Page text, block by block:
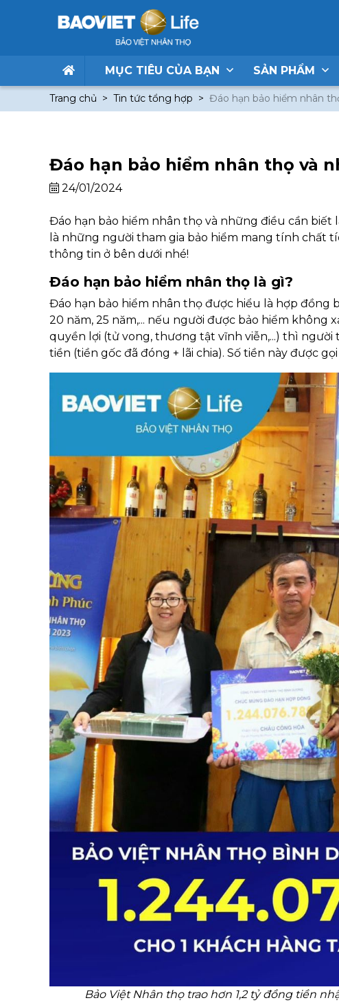
MỤC TIÊU CỦA BẠN SẢN PHẨM
Trang chủ Tin tức tổng hợp Đáo hạn bảo hiểm nhân
Đáo hạn bảo hiểm nhân thọ và
24/01/2024
Đáo hạn bảo hiểm nhân thọ và những điều cần
là những người tham gia bảo hiểm mang tính chất
thông tin ở bên dưới nhé!
Đáo hạn bảo hiểm nhân thọ là gì?
Đáo hạn bảo hiểm nhân thọ được hiểu là hợp đồng
20 năm, 25 năm,... nếu người được bảo hiểm không
quyền lợi (tử vong, thương tật vĩnh viễn,...) thì người
tiền (tiền gốc đã đóng + lãi chia). Số tiền này được
Bảo Việt Nhân thọ trao hơn 1,2 tỷ đồng tiền